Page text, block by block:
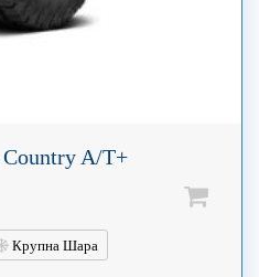
Country A/T+
Крупна Шара